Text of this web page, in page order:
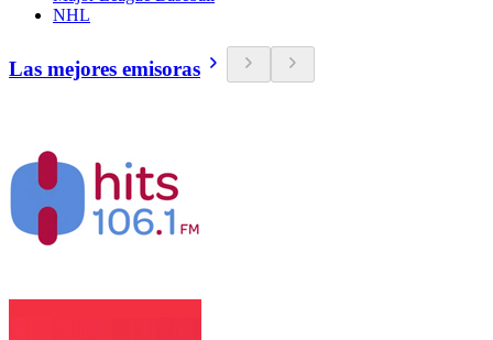
NHL
Las mejores emisoras